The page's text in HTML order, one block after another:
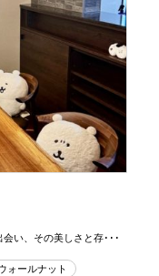
い、その美しさと存･･･
ォールナット